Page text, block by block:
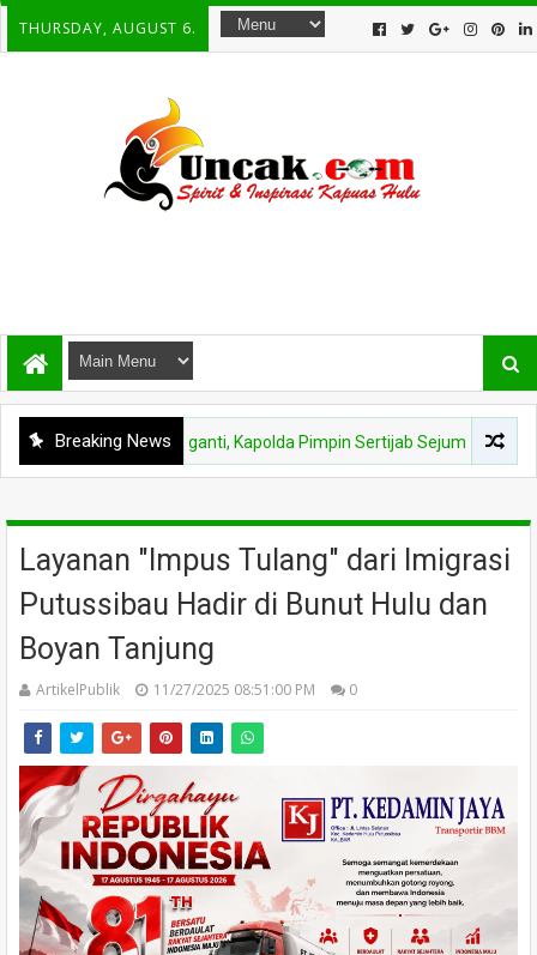
THURSDAY, AUGUST 6.
Breaking News
Hulu Berganti, Kapolda Pimpin Sertijab Sejumlah Pejabat dan
Layanan "Impus Tulang" dari Imigrasi
Putussibau Hadir di Bunut Hulu dan
Boyan Tanjung
ArtikelPublik 11/27/2025 08:51:00 PM 0